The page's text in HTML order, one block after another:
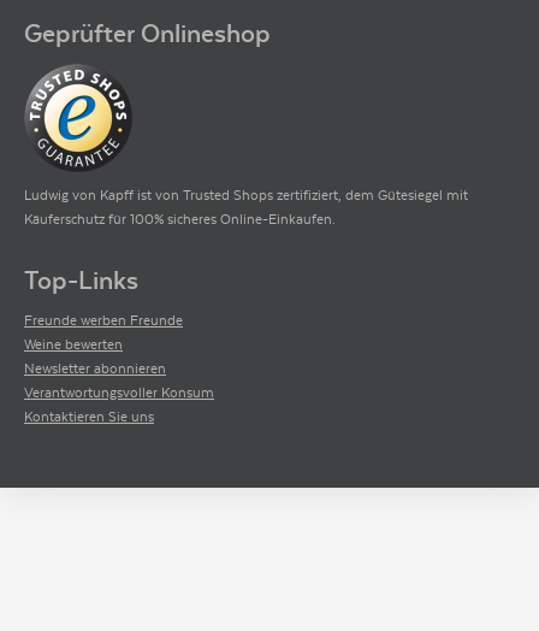
Geprüfter Onlineshop
Ludwig von Kapff ist von Trusted Shops zertifiziert, dem Gütesiegel mit
Käuferschutz für 100% sicheres Online-Einkaufen.
Top-Links
Freunde werben Freunde
Weine bewerten
Newsletter abonnieren
Verantwortungsvoller Konsum
Kontaktieren Sie uns